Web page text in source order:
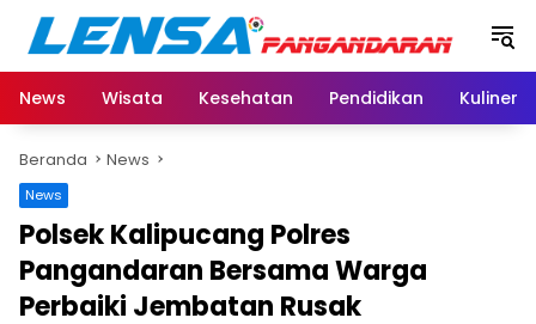
Langsung
konten
News
Wisata Kesehatan Pendidikan Kuliner
Beranda News
News
Polsek Kalipucang Polres
Pangandaran Bersama Warga
Perbaiki Jembatan Rusak